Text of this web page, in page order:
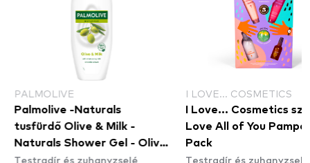
PALMOLIVE
Palmolive -Naturals
tusfürdő Olive & Milk -
Naturals Shower Gel - Olive
& Milk (500ml)
Testradír és zuhanyzselé
I LOVE... COSMETICS
I Love... Cosmetics
Love All of You
Pack
Testradír és zuhanyzselé